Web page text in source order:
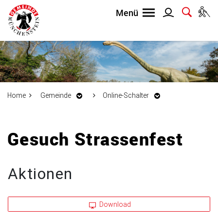
Home Gemeinde Online-Schalter
Inhalt
Gesuch Strassenfest
Aktionen
Download
Zugehörige Objekte